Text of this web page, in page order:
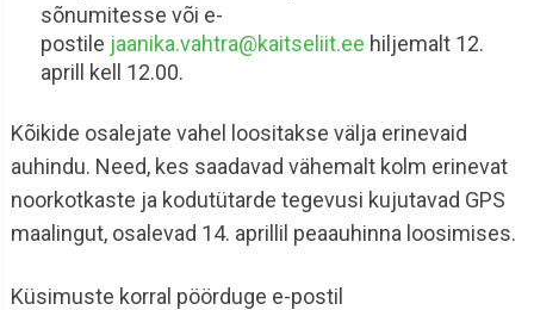
sõnumitesse või e-
postile jaanika.vahtra@kaitseliit.ee hiljemalt 12.
aprill kell 12.00.
Kõikide osalejate vahel loositakse välja erinevaid
auhindu. Need, kes saadavad vähemalt kolm erinevat
noorkotkaste ja kodutütarde tegevusi kujutavad GPS
maalingut, osalevad 14. aprillil peaauhinna loosimises.
Küsimuste korral pöörduge e-postil